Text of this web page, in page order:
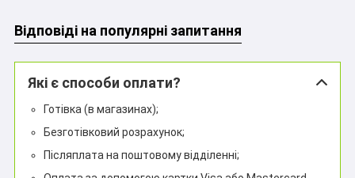
Відповіді на популярні запитання
Які є способи оплати?
Готівка (в магазинах);
Безготівковий розрахунок;
Післяплата на поштовому відділенні;